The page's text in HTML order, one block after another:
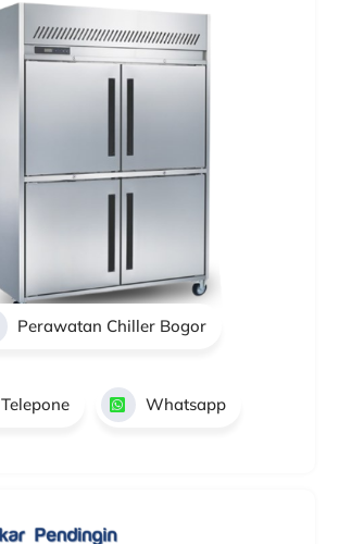
Perawatan Chiller Bogor
Telepone Whatsapp